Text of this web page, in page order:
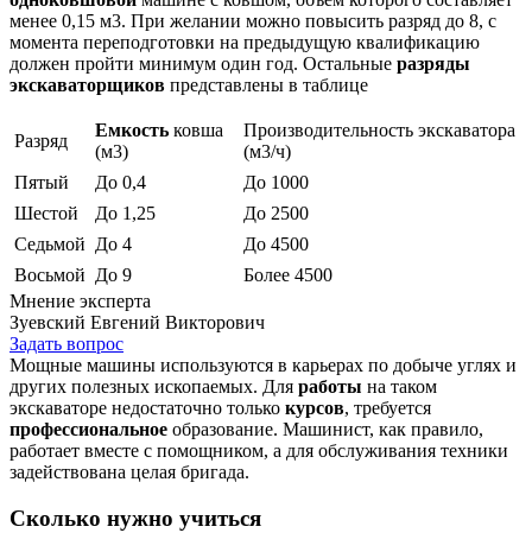
менее 0,15 м3. При желании можно повысить разряд до 8, с
момента переподготовки на предыдущую квалификацию
должен пройти минимум один год. Остальные разряды
экскаваторщиков представлены в таблице
Разряд
Емкость ковша
(м3)
Производительность экскаватора
(м3/ч)
Пятый
До 0,4
До 1000
Шестой
До 1,25
До 2500
Седьмой До 4
До 4500
Восьмой До 9
Более 4500
Мнение эксперта
Зуевский Евгений Викторович
Задать вопрос
Мощные машины используются в карьерах по добыче углях и
других полезных ископаемых. Для работы на таком
экскаваторе недостаточно только курсов, требуется
профессиональное образование. Машинист, как правило,
работает вместе с помощником, а для обслуживания техники
задействована целая бригада.
Сколько нужно учиться